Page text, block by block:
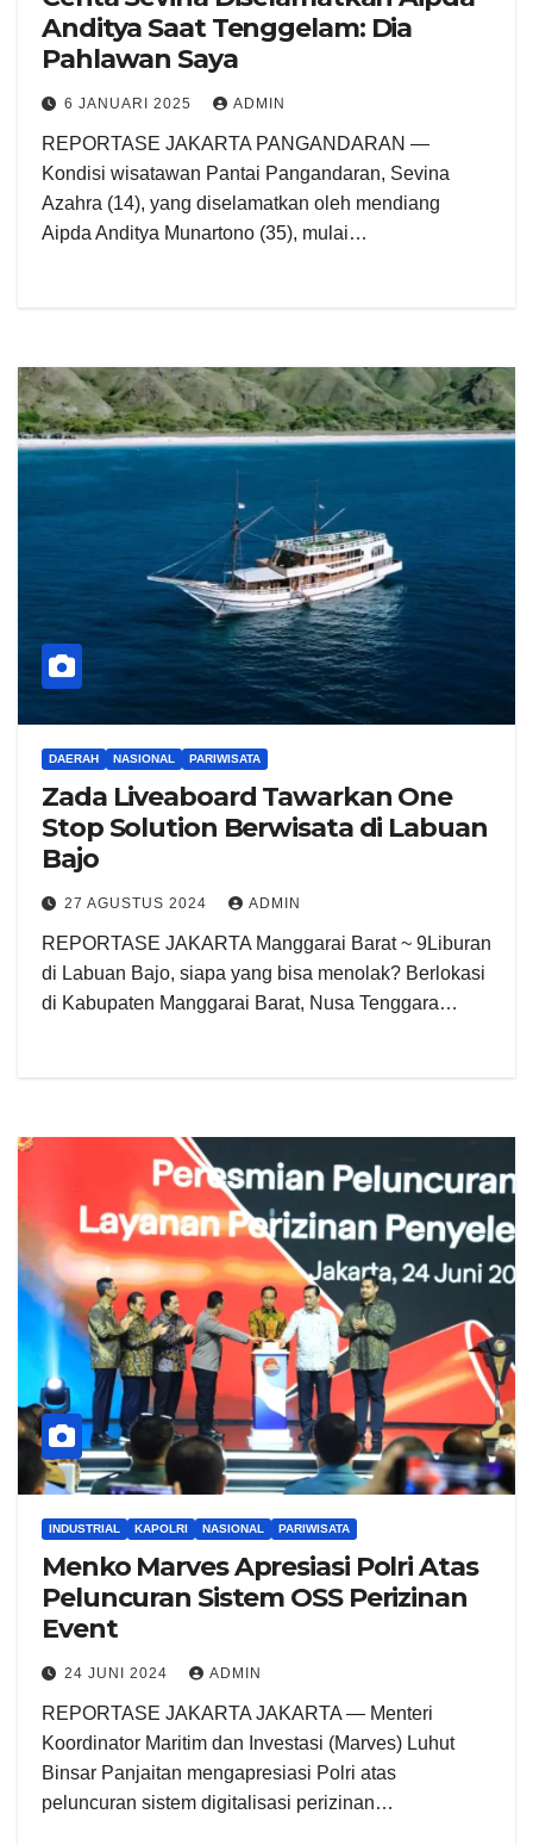
Anditya Saat Tenggelam: Dia
Pahlawan Saya
6 JANUARI 2025 ADMIN
REPORTASE JAKARTA PANGANDARAN —
Kondisi wisatawan Pantai Pangandaran, Sevina
Azahra (14), yang diselamatkan oleh mendiang
Aipda Anditya Munartono (35), mulai…
DAERAH NASIONAL PARIWISATA
Zada Liveaboard Tawarkan One
Stop Solution Berwisata di Labuan
Bajo
27 AGUSTUS 2024 ADMIN
REPORTASE JAKARTA Manggarai Barat ~ 9Liburan
di Labuan Bajo, siapa yang bisa menolak? Berlokasi
di Kabupaten Manggarai Barat, Nusa Tenggara…
INDUSTRIAL KAPOLRI NASIONAL PARIWISATA
Menko Marves Apresiasi Polri Atas
Peluncuran Sistem OSS Perizinan
Event
24 JUNI 2024 ADMIN
REPORTASE JAKARTA JAKARTA — Menteri
Koordinator Maritim dan Investasi (Marves) Luhut
Binsar Panjaitan mengapresiasi Polri atas
peluncuran sistem digitalisasi perizinan…